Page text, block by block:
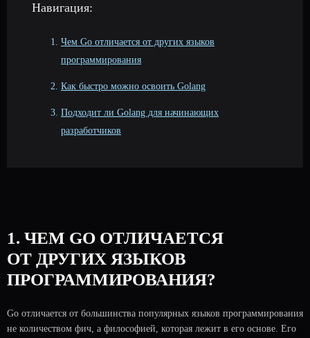
Навигация:
Чем Go отличается от других языков
программирования
Как быстро можно освоить Golang
Подходит ли Golang для начинающих
разработчиков
1. ЧЕМ GO ОТЛИЧАЕТСЯ
ОТ ДРУГИХ ЯЗЫКОВ
ПРОГРАММИРОВАНИЯ?
Go отличается от большинства популярных языков программирования
не количеством фич, а философией, которая лежит в его основе. Его